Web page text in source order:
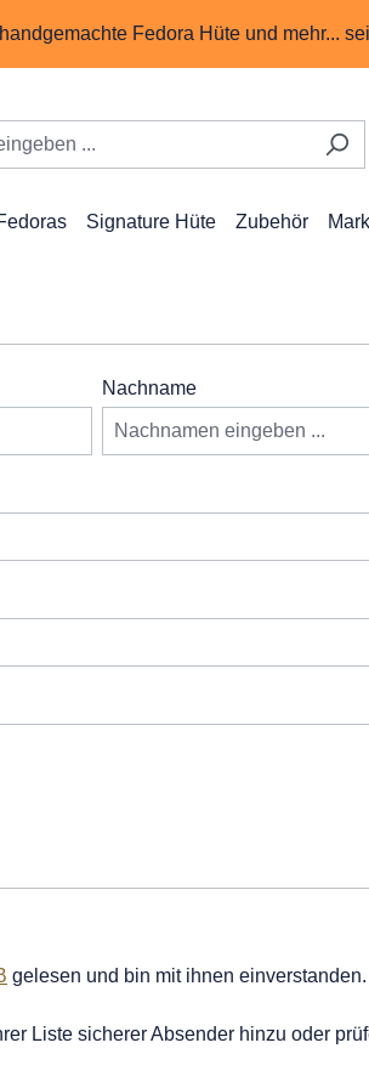
Fedora Hüte und mehr...
Signature Hüte Zubehör
Nachname
gelesen und bin mit ihnen einverstanden.
Liste sicherer Absender hinzu oder